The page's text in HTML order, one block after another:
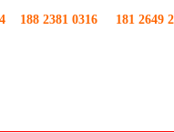
188 2381 0316 181 2649